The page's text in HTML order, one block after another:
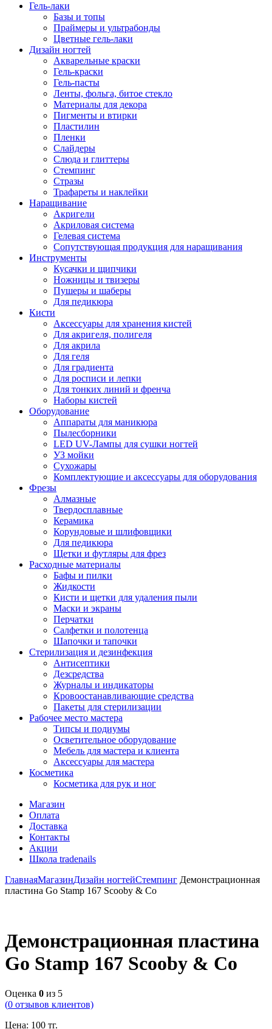
Гель-лаки
Базы и топы
Праймеры и ультрабонды
Цветные гель-лаки
Дизайн ногтей
Акварельные краски
Гель-краски
Гель-пасты
Ленты, фольга, битое стекло
Материалы для декора
Пигменты и втирки
Пластилин
Пленки
Слайдеры
Слюда и глиттеры
Стемпинг
Стразы
Трафареты и наклейки
Наращивание
Акригели
Акриловая система
Гелевая система
Сопутствующая продукция для наращивания
Инструменты
Кусачки и щипчики
Ножницы и твизеры
Пушеры и шаберы
Для педикюра
Кисти
Аксессуары для хранения кистей
Для акригеля, полигеля
Для акрила
Для геля
Для градиента
Для росписи и лепки
Для тонких линий и френча
Наборы кистей
Оборудование
Аппараты для маникюра
Пылесборники
LED UV-Лампы для сушки ногтей
УЗ мойки
Сухожары
Комплектующие и аксессуары для оборудования
Фрезы
Алмазные
Твердосплавные
Керамика
Корундовые и шлифовщики
Для педикюра
Щетки и футляры для фрез
Расходные материалы
Бафы и пилки
Жидкости
Кисти и щетки для удаления пыли
Маски и экраны
Перчатки
Салфетки и полотенца
Шапочки и тапочки
Стерилизация и дезинфекция
Антисептики
Дезсредства
Журналы и индикаторы
Кровоостанавливающие средства
Пакеты для стерилизации
Рабочее место мастера
Типсы и подиумы
Осветительное оборудование
Мебель для мастера и клиента
Аксессуары для мастера
Косметика
Косметика для рук и ног
Магазин
Оплата
Доставка
Контакты
Акции
Школа tradenails
ГлавнаяМагазинДизайн ногтейСтемпинг Демонстрационная
пластина Go Stamp 167 Scooby & Co
Демонстрационная пластина
Go Stamp 167 Scooby & Co
Оценка 0 из 5
(0 отзывов клиентов)
Цена: 100 тг.